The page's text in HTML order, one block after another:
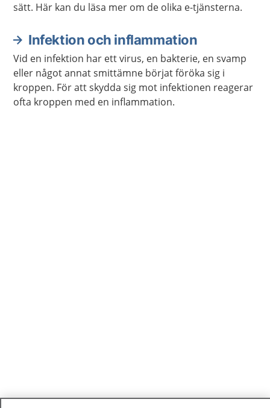
sätt. Här kan du läsa mer om de olika e-tjänsterna.
Infektion och inflammation
Vid en infektion har ett virus, en bakterie, en svamp
eller något annat smittämne börjat föröka sig i
kroppen. För att skydda sig mot infektionen reagerar
ofta kroppen med en inflammation.